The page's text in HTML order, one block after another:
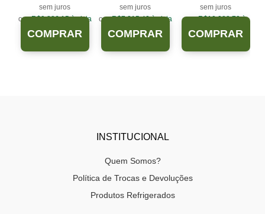
sem juros
ou R$9.886,15à vista
no Pix .
COMPRAR
sem juros
ou R$7.315,40à vista
no Pix .
COMPRAR
sem juros
ou R$10.088,70à
vista no Pix .
COMPRAR
INSTITUCIONAL
Quem Somos?
Política de Trocas e Devoluções
Produtos Refrigerados